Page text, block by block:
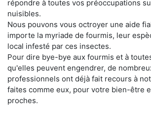
répondre à toutes vos préoccupations
nuisibles.
Nous pouvons vous octroyer une aide
importe la myriade de fourmis, leur
local infesté par ces insectes.
Pour dire bye-bye aux fourmis et à
qu'elles peuvent engendrer, de
professionnels ont déjà fait recours à
faites comme eux, pour votre bien-être
proches.